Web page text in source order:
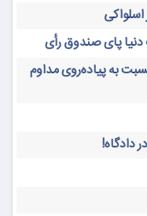
پای صندوق رأی
به پیاده‌روی مداوم
دادگاه!